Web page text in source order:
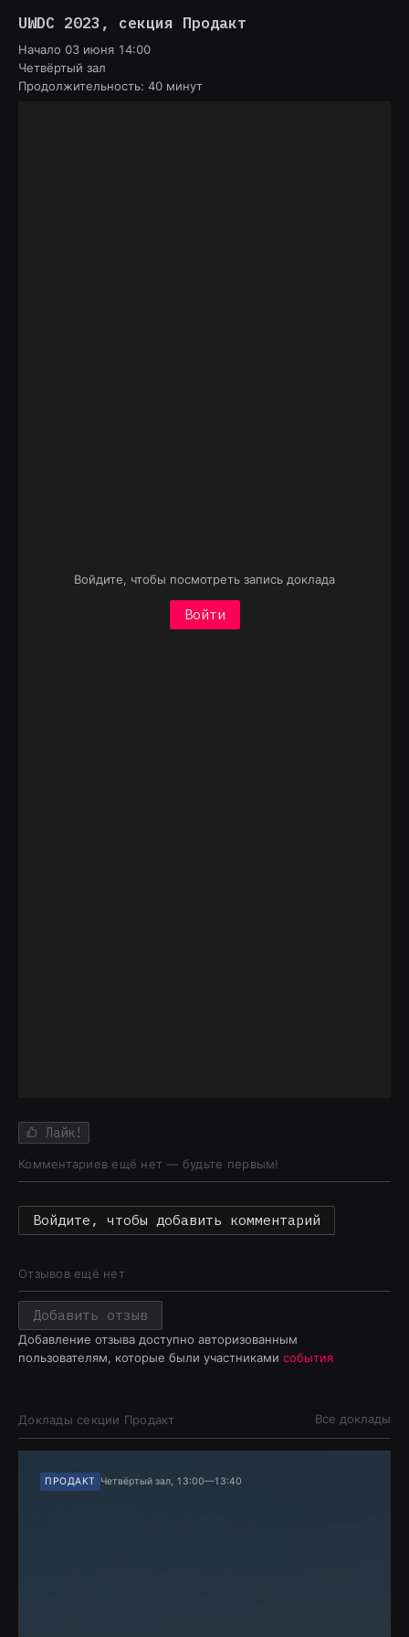
UWDC 2023 , секция Продакт
Начало 03 июня 14:00
Четвёртый зал
Продолжительность: 40 минут
Войдите, чтобы посмотреть запись доклада
Войти
Лайк!
Комментариев ещё нет — будьте первым!
Войдите, чтобы добавить комментарий
Отзывов ещё нет
Добавить отзыв
Добавление отзыва доступно авторизованным
пользователям, которые были участниками события
Доклады секции Продакт Все доклады
ПРОДАКТ Четвёртый зал, 13:00—13:40